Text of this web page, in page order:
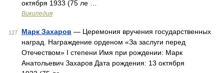
октября 1933 (75 ле …
Википедия
127 Марк Захаров — Церемония вручения государственных
наград. Награждение орденом «За заслуги перед
Отечеством» I степени Имя при рождении: Марк
Анатольевич Захаров Дата рождения: 13 октября